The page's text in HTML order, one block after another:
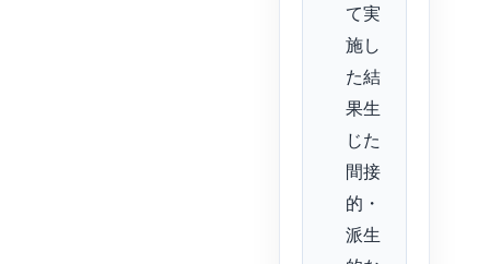
て実
施し
た結
果生
じた
間接
的・
派生